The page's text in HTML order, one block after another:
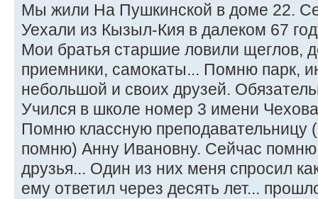
Мы жили На Пушкинской в доме 22.
Уехали из Кызыл-Кия в далеком 67
Мои братья старшие ловили щеглов,
приемники, самокаты... Помню парк,
небольшой и своих друзей.
Учился в школе номер 3 имени
Помню классную
помню) Анну Ивановну. Сейчас
друзья... Один из них меня спросил
ему ответил через десять лет...